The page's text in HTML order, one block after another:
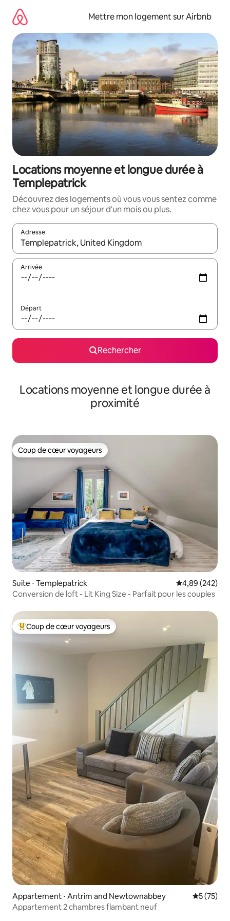
directement
contenu
Mettre mon logement sur Airbnb
Locations moyenne et longue durée à
Templepatrick
Découvrez des logements où vous vous sentez comme
chez vous pour un séjour d'un mois ou plus.
Adresse
Lorsque les résultats s'affichent, utilisez les flèches vers le
Arrivée
Départ
Rechercher
Locations moyenne et longue durée à
proximité
Coup de cœur voyageurs
Coup de cœur voyageurs
Suite ⋅ Templepatrick Évaluation
4,89 (242)
Conversion de loft - Lit King Size - Parfait pour les couples
Coups de cœur voyageurs les plus appréciés
Coup de cœur voyageurs
Appartement ⋅ Antrim and Newtownabbey
5 (75)
Appartement 2 chambres flambant neuf